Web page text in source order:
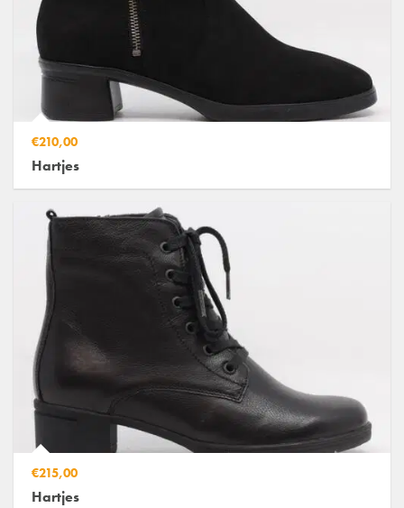
€210,00
Hartjes
€215,00
Hartjes